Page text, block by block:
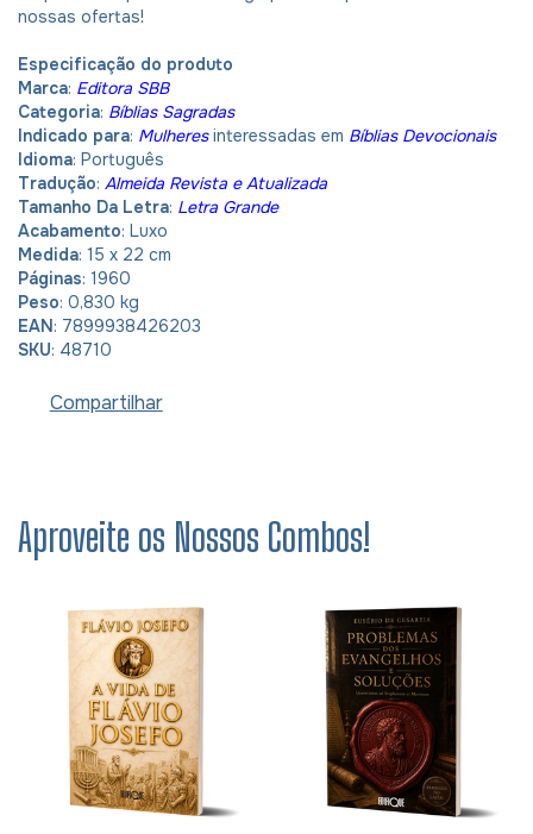
nossas ofertas!
Especificação do produto
Marca: Editora SBB
Categoria: Bíblias Sagradas
Indicado para: Mulheresinteressadas em Bíblias Devocionais
Idioma: Português
Tradução: Almeida Revista e Atualizada
Tamanho Da Letra: Letra Grande
Acabamento: Luxo
Medida: 15 x 22 cm
Páginas: 1960
Peso: 0,830 kg
EAN: 7899938426203
SKU: 48710
Compartilhar
Aproveite os Nossos Combos!